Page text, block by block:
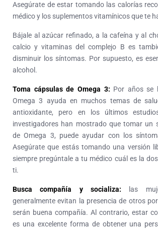
Asegúrate de estar tomando las calorías
médico y los suplementos vitamínicos que te
Bájale al azúcar refinado, a la cafeína y al
calcio y vitaminas del complejo B es
disminuir los síntomas. Por supuesto, es
alcohol.
Toma cápsulas de Omega 3: Por años se
Omega 3 ayuda en muchos temas de
antioxidante, pero en los últimos
investigadores han mostrado que tomar un
de Omega 3, puede ayudar con los
Asegúrate que estás tomando una versión
siempre pregúntale a tu médico cuál es la
ti.
Busca compañía y socializa:
las
generalmente evitan la presencia de otros
serán buena compañía. Al contrario, estar
es una excelente forma de obtener una